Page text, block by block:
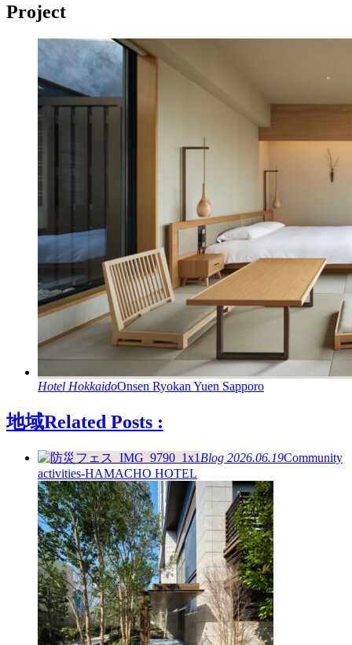
Project
Hotel HokkaidoOnsen Ryokan Yuen Sapporo
地域Related Posts :
Blog 2026.06.19Community
activities-HAMACHO HOTEL